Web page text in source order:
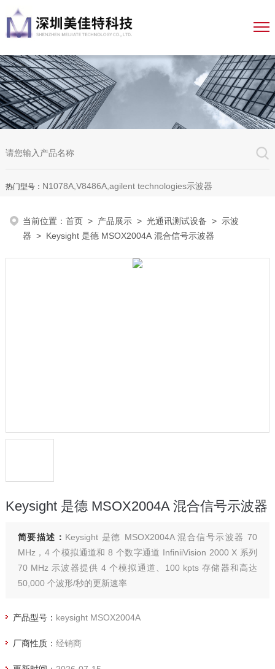
热门型号： N1078A,V8486A,agilent technologies示波器
当前位置：首页 > 产品展示 >光通讯测试设备 > 示波
器 > Keysight 是德 MSOX2004A 混合信号示波器
Keysight 是德 MSOX2004A 混合信号示波器
简要描述： Keysight 是德 MSOX2004A 混合信号示波器 70
MHz，4 个模拟通道和 8 个数字通道 InfiniiVision 2000 X 系列
70 MHz 示波器提供 4 个模拟通道、100 kpts 存储器和高达
50,000 个波形/秒的更新速率
产品型号： keysight MSOX2004A
厂商性质： 经销商